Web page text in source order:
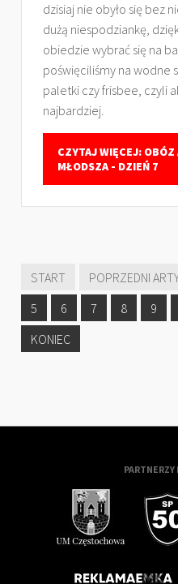
dzisiaj nie obyło się bez
dużą niespodziankę,
obiedzie wybrać się na
poświęciliśmy na wodne
paletki czy frisbee, czyli
najbardziej.
CZYTAJ WIĘCEJ:
MŁODSZA - DZIEŃ 7
START
POPRZEDNI
5
6 7 8 9
KONIEC